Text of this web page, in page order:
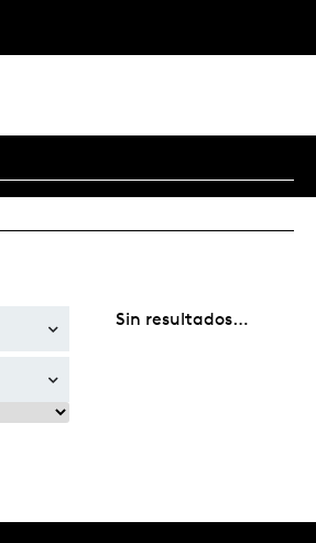
Sin resultados…